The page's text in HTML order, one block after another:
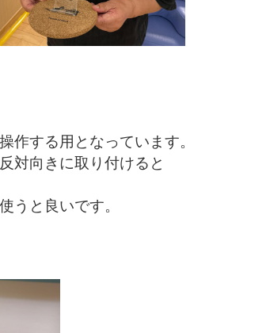
作する用となっています。
対向きに取り付けると
うと良いです。